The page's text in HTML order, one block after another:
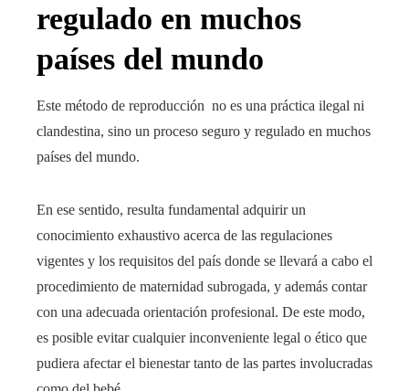
regulado en muchos
países del mundo
Este método de reproducción no es una práctica ilegal ni
clandestina, sino un proceso seguro y regulado en muchos
países del mundo.
En ese sentido, resulta fundamental adquirir un
conocimiento exhaustivo acerca de las regulaciones
vigentes y los requisitos del país donde se llevará a cabo el
procedimiento de maternidad subrogada, y además contar
con una adecuada orientación profesional. De este modo,
es posible evitar cualquier inconveniente legal o ético que
pudiera afectar el bienestar tanto de las partes involucradas